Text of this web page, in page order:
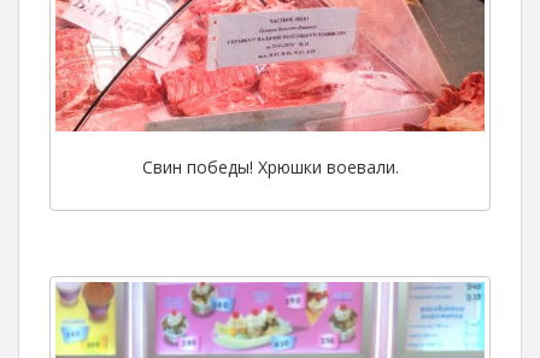
Свин победы! Хрюшки воевали.